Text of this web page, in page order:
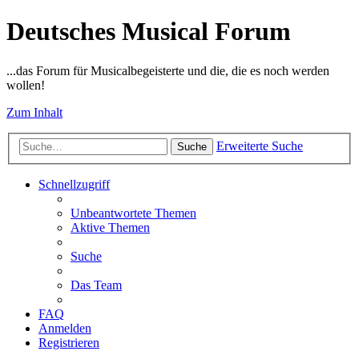
Deutsches Musical Forum
...das Forum für Musicalbegeisterte und die, die es noch werden
wollen!
Zum Inhalt
Suche Erweiterte Suche
Schnellzugriff
Unbeantwortete Themen
Aktive Themen
Suche
Das Team
FAQ
Anmelden
Registrieren